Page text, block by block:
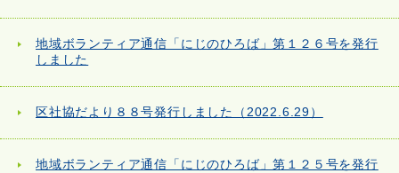
地域ボランティア通信「にじのひろば」第１２６号を発行
しました
区社協だより８８号発行しました（2022.6.29）
地域ボランティア通信「にじのひろば」第１２５号を発行